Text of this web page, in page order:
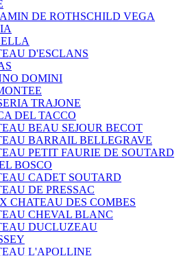
DE ROTHSCHILD VEGA
D'ESCLANS
DOMINI
TRAJONE
DEL TACCO
BEAU SEJOUR BECOT
BARRAIL BELLEGRAVE
PETIT FAURIE DE SOUTARD
BOSCO
CADET SOUTARD
DE PRESSAC
CHATEAU DES COMBES
CHEVAL BLANC
DUCLUZEAU
L'APOLLINE